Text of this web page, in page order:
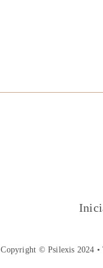
Copyright © Psilexis 2024 •